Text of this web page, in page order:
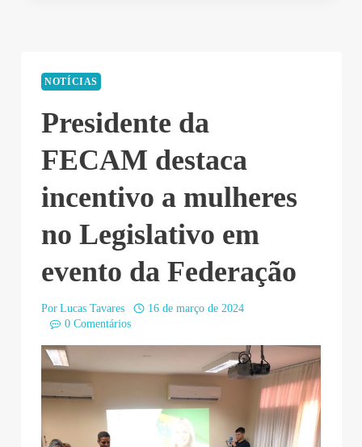
NOTÍCIAS
Presidente da
FECAM destaca
incentivo a mulheres
no Legislativo em
evento da Federação
Por Lucas Tavares
16 de março de 2024
0 Comentários